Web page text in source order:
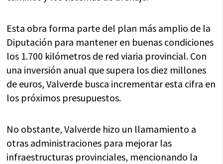
Esta obra forma parte del plan más amplio de la
Diputación para mantener en buenas condiciones
los 1.700 kilómetros de red viaria provincial. Con
una inversión anual que supera los diez millones
de euros, Valverde busca incrementar esta cifra en
los próximos presupuestos.
No obstante, Valverde hizo un llamamiento a
otras administraciones para mejorar las
infraestructuras provinciales, mencionando la